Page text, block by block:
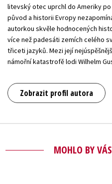
litevský otec uprchl do Ameriky
původ a historii Evropy
autorkou skvěle hodnocených
více než padesáti zemích celého
třiceti jazyků. Mezi její
námořní katastrofě lodi Wilhelm
Zobrazit profil autora
MOHLO BY